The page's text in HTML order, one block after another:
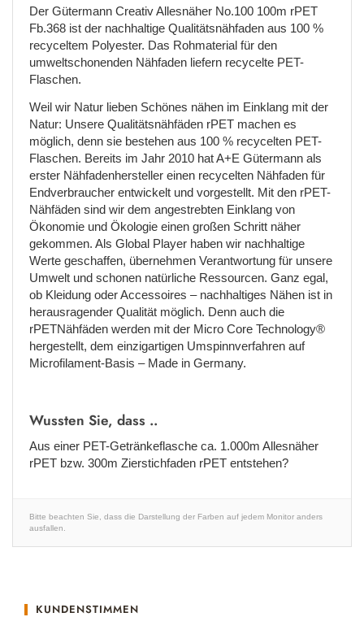
Der Gütermann Creativ Allesnäher No.100 100m rPET
Fb.368 ist der nachhaltige Qualitätsnähfaden aus 100 %
recyceltem Polyester. Das Rohmaterial für den
umweltschonenden Nähfaden liefern recycelte PET-
Flaschen.
Weil wir Natur lieben Schönes nähen im Einklang mit der
Natur: Unsere Qualitätsnähfäden rPET machen es
möglich, denn sie bestehen aus 100 % recycelten PET-
Flaschen. Bereits im Jahr 2010 hat A+E Gütermann als
erster Nähfadenhersteller einen recycelten Nähfaden für
Endverbraucher entwickelt und vorgestellt. Mit den rPET-
Nähfäden sind wir dem angestrebten Einklang von
Ökonomie und Ökologie einen großen Schritt näher
gekommen. Als Global Player haben wir nachhaltige
Werte geschaffen, übernehmen Verantwortung für unsere
Umwelt und schonen natürliche Ressourcen. Ganz egal,
ob Kleidung oder Accessoires – nachhaltiges Nähen ist in
herausragender Qualität möglich. Denn auch die
rPETNähfäden werden mit der Micro Core Technology®
hergestellt, dem einzigartigen Umspinnverfahren auf
Microfilament-Basis – Made in Germany.
Wussten Sie, dass ..
Aus einer PET-Getränkeflasche ca. 1.000m Allesnäher
rPET bzw. 300m Zierstichfaden rPET entstehen?
Bitte beachten Sie, dass die Darstellung der Farben auf jedem Monitor anders
ausfallen.
KUNDENSTIMMEN